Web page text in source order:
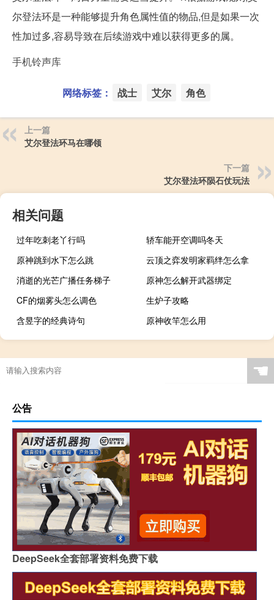
尔登法环是一种能够提升角色属性值的物品,但是如果一次
性加过多,容易导致在后续游戏中难以获得更多的属。
手机铃声库
网络标签： 战士 艾尔 角色
上一篇
艾尔登法环马在哪领
下一篇
艾尔登法环陨石仗玩法
相关问题
过年吃刺老丫行吗
轿车能开空调吗冬天
原神跳到水下怎么跳
云顶之弈发明家羁绊怎么拿
消逝的光芒广播任务梯子
原神怎么解开武器绑定
CF的烟雾头怎么调色
生炉子攻略
含昱字的经典诗句
原神收竿怎么用
☚
公告
DeepSeek全套部署资料免费下载